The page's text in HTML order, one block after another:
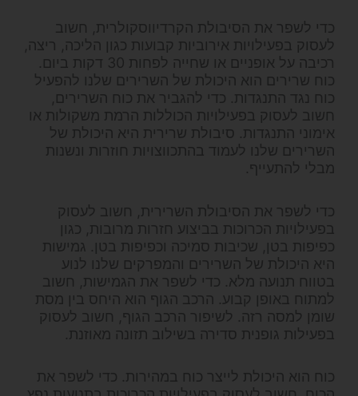
כדי לשפר את הסיבולת הקרדיווסקולרית, חשוב
לעסוק בפעילויות אירוביות קבועות כגון הליכה, ריצה,
רכיבה על אופניים או שחייה לפחות 30 דקות ביום.
כוח שרירים הוא היכולת של השרירים שלנו להפעיל
כוח נגד התנגדות. כדי להגביר את כוח השרירים,
חשוב לעסוק בפעילויות הכוללות הרמת משקולות או
אימוני התנגדות. סיבולת שרירית היא היכולת של
השרירים שלנו לעמוד בהתכווצויות חוזרות ונשנות
מבלי להתעייף.
כדי לשפר את הסיבולת השרירית, חשוב לעסוק
בפעילויות הכרוכות בביצוע חזרות מרובות, כגון
כפיפות בטן, שכיבות סמיכה וכפיפות בטן. גמישות
היא היכולת של השרירים והמפרקים שלנו לנוע
בטווח תנועה מלא. כדי לשפר את הגמישות, חשוב
למתוח באופן קבוע. הרכב הגוף הוא היחס בין מסת
שומן למסה רזה. לשיפור הרכב הגוף, חשוב לעסוק
בפעילות גופנית סדירה בשילוב תזונה מאוזנת.
כוח הוא היכולת לייצר כוח במהירות. כדי לשפר את